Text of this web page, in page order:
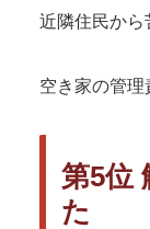
近隣住民から
空き家の管理
第5位
た